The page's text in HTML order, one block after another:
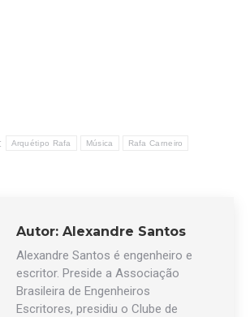
Arquétipo Rafa Música Rafa Carneiro
Autor: Alexandre Santos
Alexandre Santos é engenheiro e
escritor. Preside a Associação
Brasileira de Engenheiros
Escritores, presidiu o Clube de